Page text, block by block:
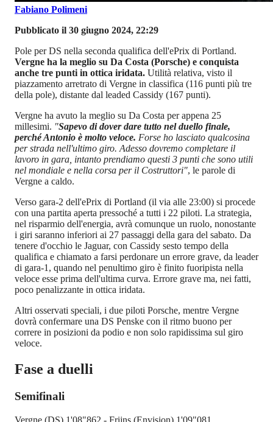
Fabiano Polimeni
Pubblicato il 30 giugno 2024, 22:29
Pole per DS nella seconda qualifica dell'ePrix di Portland.
Vergne ha la meglio su Da Costa (Porsche) e conquista
anche tre punti in ottica iridata. Utilità relativa, visto il
piazzamento arretrato di Vergne in classifica (116 punti più tre
della pole), distante dal leaded Cassidy (167 punti).
Vergne ha avuto la meglio su Da Costa per appena 25
millesimi. "Sapevo di dover dare tutto nel duello finale,
perché Antonio è molto veloce. Forse ho lasciato qualcosina
per strada nell'ultimo giro. Adesso dovremo completare il
lavoro in gara, intanto prendiamo questi 3 punti che sono utili
nel mondiale e nella corsa per il Costruttori", le parole di
Vergne a caldo.
Verso gara-2 dell'ePrix di Portland (il via alle 23:00) si procede
con una partita aperta pressoché a tutti i 22 piloti. La strategia,
nel risparmio dell'energia, avrà comunque un ruolo, nonostante
i giri saranno inferiori ai 27 passaggi della gara del sabato. Da
tenere d'occhio le Jaguar, con Cassidy sesto tempo della
qualifica e chiamato a farsi perdonare un errore grave, da leader
di gara-1, quando nel penultimo giro è finito fuoripista nella
veloce esse prima dell'ultima curva. Errore grave ma, nei fatti,
poco penalizzante in ottica iridata.
Altri osservati speciali, i due piloti Porsche, mentre Vergne
dovrà confermare una DS Penske con il ritmo buono per
correre in posizioni da podio e non solo rapidissima sul giro
veloce.
Fase a duelli
Semifinali
Vergne (DS) 1'08"862 - Frijns (Envision) 1'09"081